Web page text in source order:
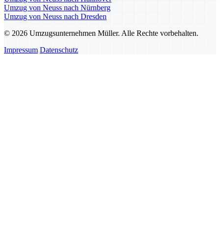
Umzug von Neuss nach Nürnberg
Umzug von Neuss nach Dresden
© 2026 Umzugsunternehmen Müller. Alle Rechte vorbehalten.
Impressum Datenschutz